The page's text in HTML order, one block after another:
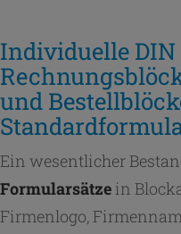
Individuelle DIN
und
Ein wesentlicher
Formularsätze in
Firmenlogo,